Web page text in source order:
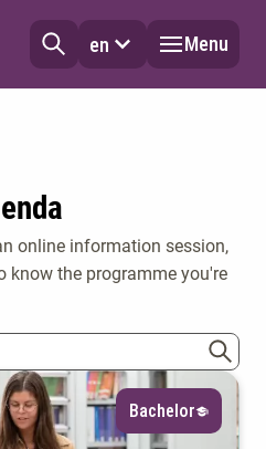
en Menu
online information session,
know the programme you're
Bachelor